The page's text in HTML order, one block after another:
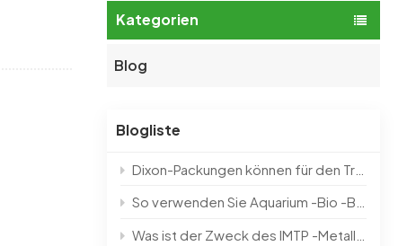
Kategorien
Blog
Blogliste
Dixon-Packungen können für den Trennprozess hochreiner und kleiner Chargenprodukte im Labor verwendet werden
So verwenden Sie Aquarium -Bio -Bälle？？
Was ist der Zweck des IMTP -Metall -Sattelrings?